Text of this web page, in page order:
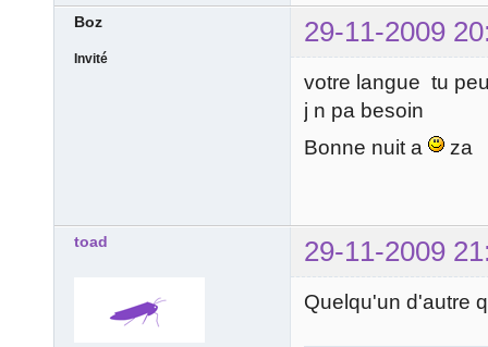
Boz 29-11-2009
Invité
votre langue tu
j n pa besoin
Bonne nuit a
za
toad 29-11-2009
Quelqu'un d'autre